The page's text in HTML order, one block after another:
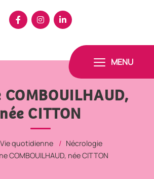
MENU
née CITTON
Vie quotidienne
Nécrologie
COMBOUILHAUD, née CITTON